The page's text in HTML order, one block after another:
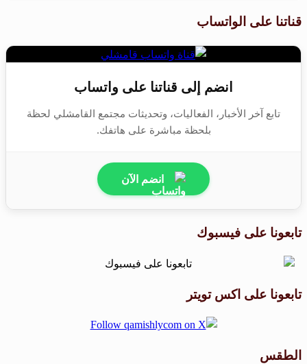
قناتنا على الواتساب
انضم إلى قناتنا على واتساب
تابع آخر الأخبار، الفعاليات، وتحديثات مجتمع القامشلي لحظة
بلحظة مباشرة على هاتفك.
انضم الآن
تابعونا على فيسبوك
تابعونا على اكس تويتر
الطقس